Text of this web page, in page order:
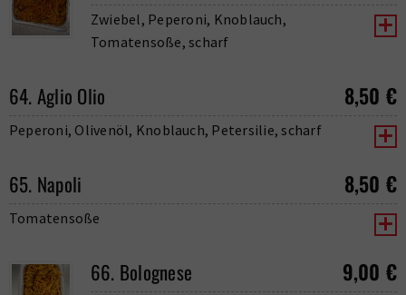
Zwiebel, Peperoni, Knoblauch,
Tomatensoße, scharf
64. Aglio Olio 8,50 €
Peperoni, Olivenöl, Knoblauch, Petersilie, scharf
65. Napoli 8,50 €
Tomatensoße
66. Bolognese 9,00 €